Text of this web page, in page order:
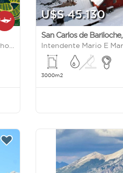
U$S 45.130
San Carlos de Bariloche,
3000m2